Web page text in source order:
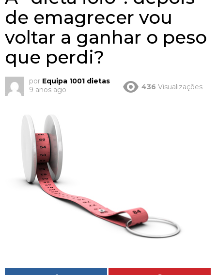
de emagrecer vou
voltar a ganhar o peso
que perdi?
por Equipa 1001 dietas
9 anos ago
436 Visualizações